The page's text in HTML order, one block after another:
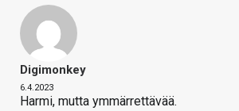
Digimonkey
6.4.2023
Harmi, mutta ymmärrettävää.